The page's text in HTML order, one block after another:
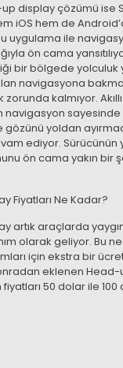
display çözümü ise
iOS hem de
uygulama ile
ön cama
bir bölgede yolculuk
navigasyona
zorunda kalmıyor.
navigasyon
gözünü yoldan
ediyor. Sürücünün
ön cama yakın bir
Fiyatları Ne Kadar?
artık araçlarda
olarak geliyor. Bu
için ekstra bir
eklenen Head-
fiyatları 50 dolar ile